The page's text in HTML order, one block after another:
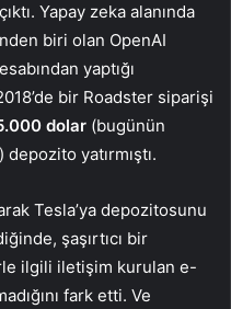
Yapay zeka alanında
biri olan OpenAI
yaptığı
bir Roadster siparişi
dolar (bugünün
yatırmıştı.
Tesla’ya depozitosunu
şaşırtıcı bir
ilgili iletişim kurulan e-
fark etti. Ve